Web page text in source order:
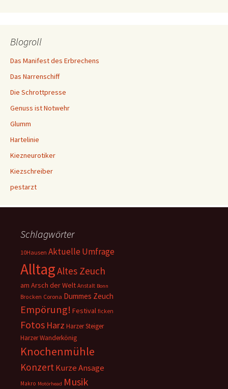
Blogroll
Das Manifest des Erbrechens
Das Narrenschiff
Die Schrottpresse
Genuss ist Notwehr
Glumm
Hartelinie
Kiezneurotiker
Kiezschreiber
pestarzt
Schlagwörter
10Hausen Aktuelle Umfrage
AlltagAltes Zeuch
am Arsch der Welt Anstalt Bonn
Brocken Corona Dummes Zeuch
Empörung! Festival ficken
Fotos Harz Harzer Steiger
Harzer Wanderkönig
Knochenmühle
KonzertKurze Ansage
Makro Motörhead Musik